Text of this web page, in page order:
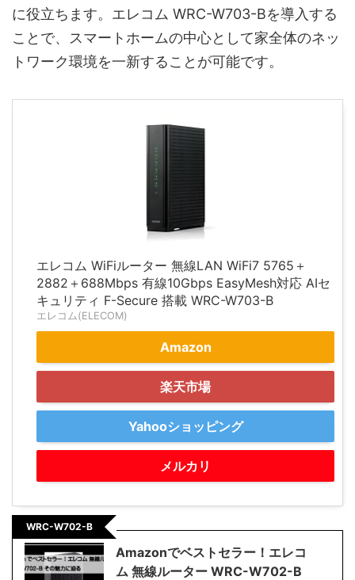
に役立ちます。エレコム WRC-W703-Bを導入する
ことで、スマートホームの中心として家全体のネッ
トワーク環境を一新することが可能です。
エレコム WiFiルーター 無線LAN WiFi7 5765＋
2882＋688Mbps 有線10Gbps EasyMesh対応 AIセ
キュリティ F-Secure 搭載 WRC-W703-B
エレコム(ELECOM)
Amazon
楽天市場
Yahooショッピング
メルカリ
WRC-W702-B
Amazonでベストセラー！エレコ
ム 無線ルーター WRC-W702-B